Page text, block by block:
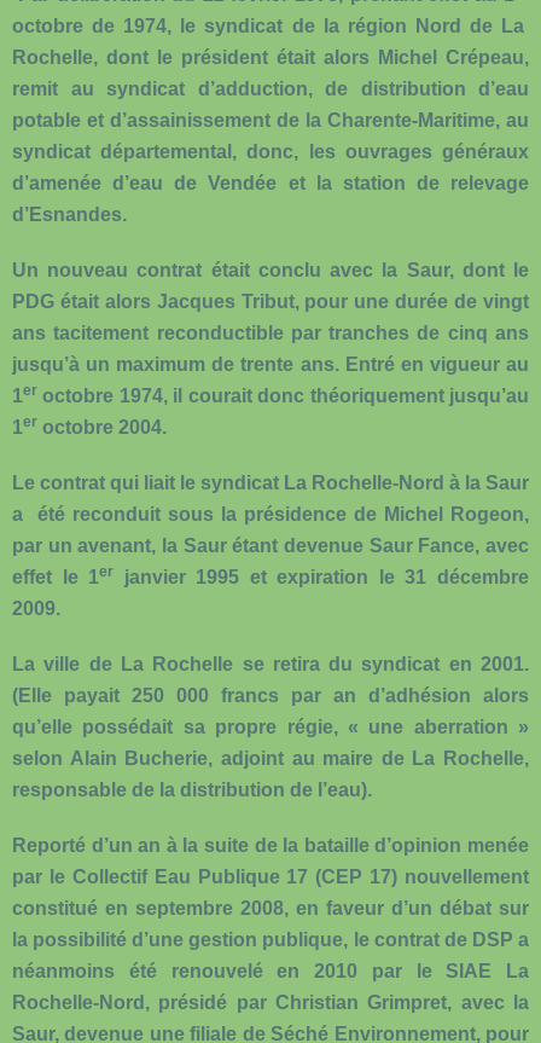
octobre de 1974, le syndicat de la région Nord de La
Rochelle, dont le président était alors Michel Crépeau,
remit au syndicat d’adduction, de distribution d’eau
potable et d’assainissement de la Charente-Maritime, au
syndicat départemental, donc, les ouvrages généraux
d’amenée d’eau de Vendée et la station de relevage
d’Esnandes.
Un nouveau contrat était conclu avec la Saur, dont le
PDG était alors Jacques Tribut, pour une durée de vingt
ans tacitement reconductible par tranches de cinq ans
jusqu’à un maximum de trente ans. Entré en vigueur au
1er octobre 1974, il courait donc théoriquement jusqu’au
1er octobre 2004.
Le contrat qui liait le syndicat La Rochelle-Nord à la Saur
a été reconduit sous la présidence de Michel Rogeon,
par un avenant, la Saur étant devenue Saur Fance, avec
effet le 1er
janvier 1995 et expiration le 31 décembre
2009.
La ville de La Rochelle se retira du syndicat en 2001.
(Elle payait 250 000 francs par an d’adhésion alors
qu’elle possédait sa propre régie, « une aberration »
selon Alain Bucherie, adjoint au maire de La Rochelle,
responsable de la distribution de l’eau).
Reporté d’un an à la suite de la bataille d’opinion menée
par le Collectif Eau Publique 17 (CEP 17) nouvellement
constitué en septembre 2008, en faveur d’un débat sur
la possibilité d’une gestion publique, le contrat de DSP a
néanmoins été renouvelé en 2010 par le SIAE La
Rochelle-Nord, présidé par Christian Grimpret, avec la
Saur, devenue une filiale de Séché Environnement, pour